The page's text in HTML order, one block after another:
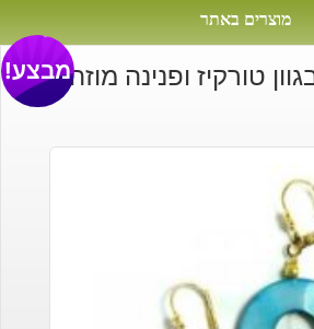
מוצרים באתר
טורקיז ופנינה מוזהבמבצע!